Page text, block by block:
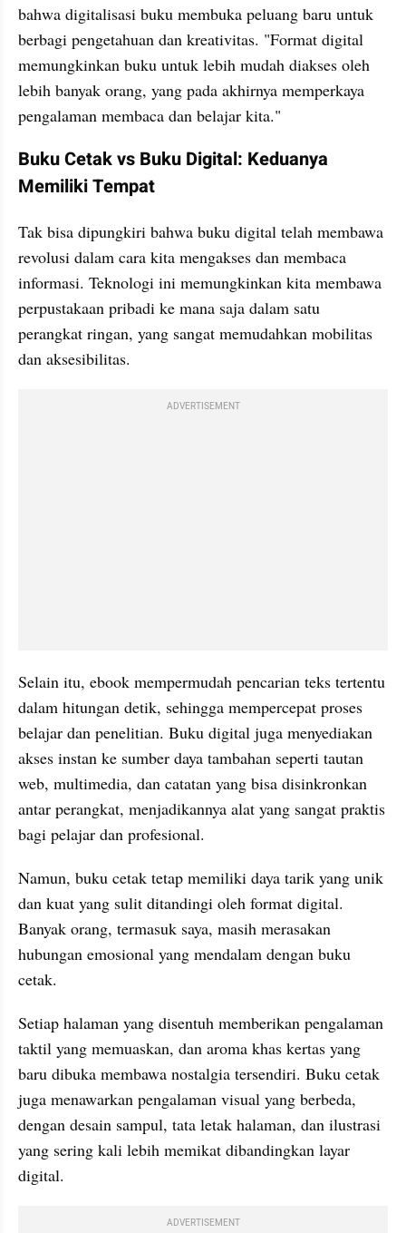
bahwa digitalisasi buku membuka peluang baru untuk
berbagi pengetahuan dan kreativitas. "Format digital
memungkinkan buku untuk lebih mudah diakses oleh
lebih banyak orang, yang pada akhirnya memperkaya
pengalaman membaca dan belajar kita."
Buku Cetak vs Buku Digital: Keduanya
Memiliki Tempat
Tak bisa dipungkiri bahwa buku digital telah membawa
revolusi dalam cara kita mengakses dan membaca
informasi. Teknologi ini memungkinkan kita membawa
perpustakaan pribadi ke mana saja dalam satu
perangkat ringan, yang sangat memudahkan mobilitas
dan aksesibilitas.
ADVERTISEMENT
Selain itu, ebook mempermudah pencarian teks tertentu
dalam hitungan detik, sehingga mempercepat proses
belajar dan penelitian. Buku digital juga menyediakan
akses instan ke sumber daya tambahan seperti tautan
web, multimedia, dan catatan yang bisa disinkronkan
antar perangkat, menjadikannya alat yang sangat praktis
bagi pelajar dan profesional.
Namun, buku cetak tetap memiliki daya tarik yang unik
dan kuat yang sulit ditandingi oleh format digital.
Banyak orang, termasuk saya, masih merasakan
hubungan emosional yang mendalam dengan buku
cetak.
Setiap halaman yang disentuh memberikan pengalaman
taktil yang memuaskan, dan aroma khas kertas yang
baru dibuka membawa nostalgia tersendiri. Buku cetak
juga menawarkan pengalaman visual yang berbeda,
dengan desain sampul, tata letak halaman, dan ilustrasi
yang sering kali lebih memikat dibandingkan layar
digital.
ADVERTISEMENT